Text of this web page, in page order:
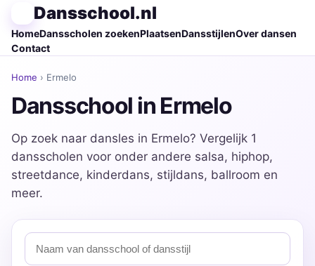
Dansschool.nl
HomeDansscholen zoekenPlaatsenDansstijlenOver dansen
Contact
Home › Ermelo
Dansschool in Ermelo
Op zoek naar dansles in Ermelo? Vergelijk 1
dansscholen voor onder andere salsa, hiphop,
streetdance, kinderdans, stijldans, ballroom en
meer.